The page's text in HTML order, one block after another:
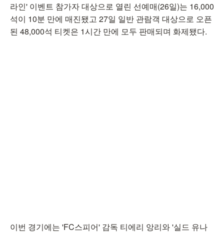
라인' 이벤트 참가자 대상으로 열린 선예매(26일)는 16,000
석이 10분 만에 매진됐고 27일 일반 관람객 대상으로 오픈
된 48,000석 티켓은 1시간 만에 모두 판매되며 화제됐다.
이번 경기에는 'FC스피어' 감독 티에리 앙리와 '실드 유나